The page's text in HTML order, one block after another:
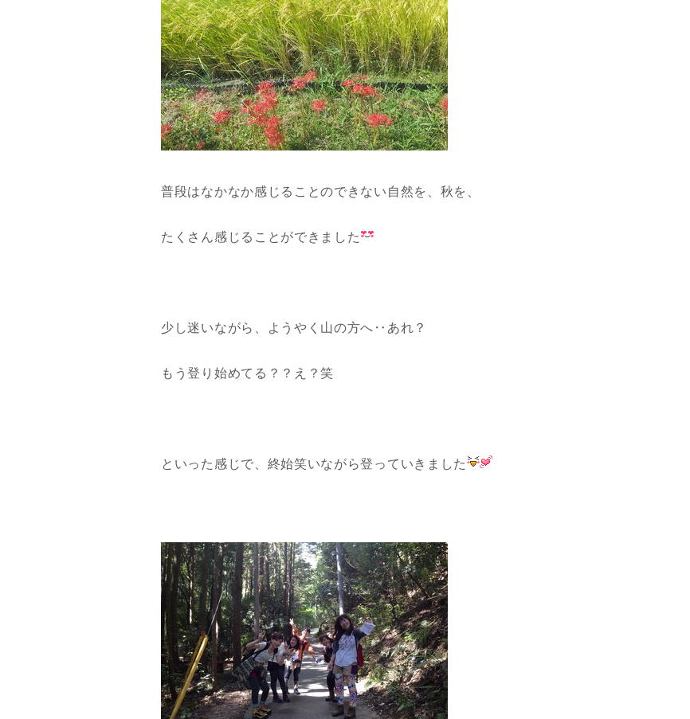
普段はなかなか感じることのできない自然を、秋を、
たくさん感じることができました
少し迷いながら、ようやく山の方へ‥あれ？
もう登り始めてる？？え？笑
といった感じで、終始笑いながら登っていきました